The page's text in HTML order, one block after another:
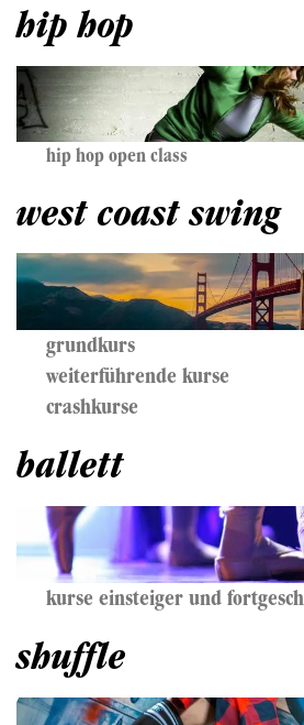
hip hop
hip hop open class
west coast swing
grundkurs
weiterführende kurse
crashkurse
ballett
kurse einsteiger und
shuffle